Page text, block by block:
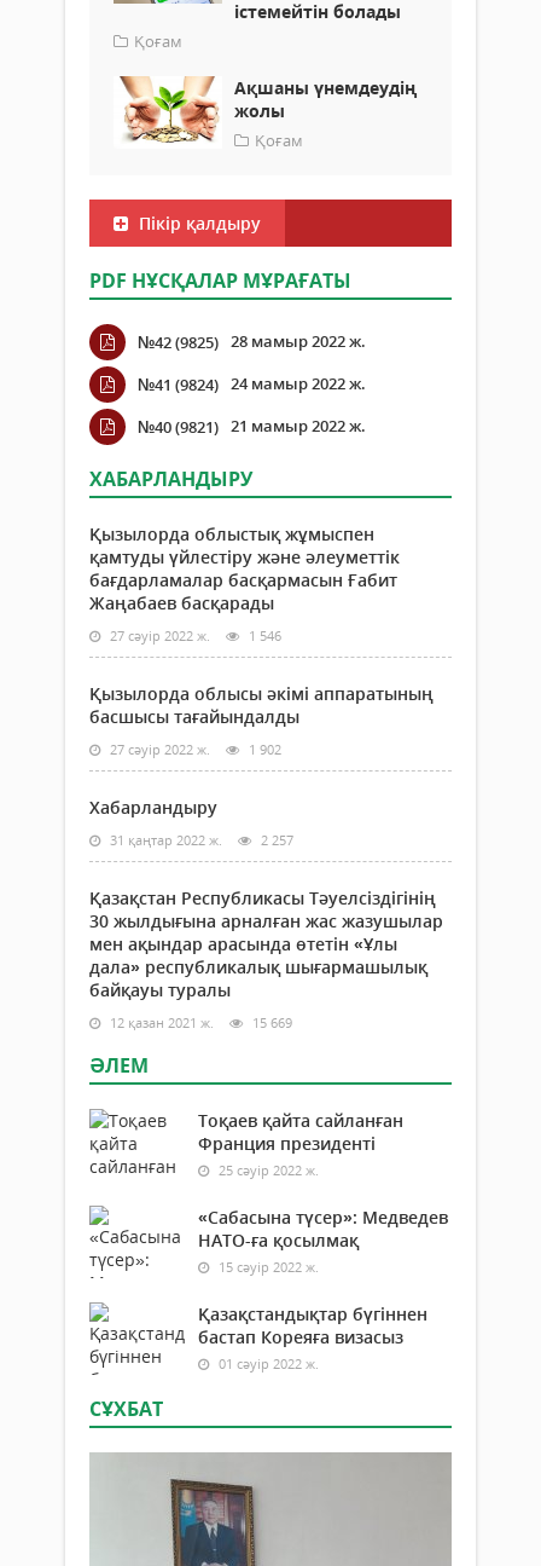
істемейтін болады
Қоғам
Ақшаны үнемдеудің
жолы
Қоғам
Пікір қалдыру
PDF НҰСҚАЛАР МҰРАҒАТЫ
№42 (9825) 28 мамыр 2022 ж.
№41 (9824) 24 мамыр 2022 ж.
№40 (9821) 21 мамыр 2022 ж.
ХАБАРЛАНДЫРУ
Қызылорда облыстық жұмыспен
қамтуды үйлестіру және әлеуметтік
бағдарламалар басқармасын Ғабит
Жаңабаев басқарады
27 сәуір 2022 ж. 1 546
Қызылорда облысы әкімі аппаратының
басшысы тағайындалды
27 сәуір 2022 ж. 1 902
Хабарландыру
31 қаңтар 2022 ж. 2 257
Қазақстан Республикасы Тәуелсіздігінің
30 жылдығына арналған жас жазушылар
мен ақындар арасында өтетін «Ұлы
дала» республикалық шығармашылық
байқауы туралы
12 қазан 2021 ж. 15 669
ӘЛЕМ
Тоқаев қайта сайланған
Франция президенті
25 сәуір 2022 ж.
«Сабасына түсер»: Медведев
НАТО-ға қосылмақ
15 сәуір 2022 ж.
Қазақстандықтар бүгіннен
бастап Кореяға визасыз
01 сәуір 2022 ж.
СҰХБАТ